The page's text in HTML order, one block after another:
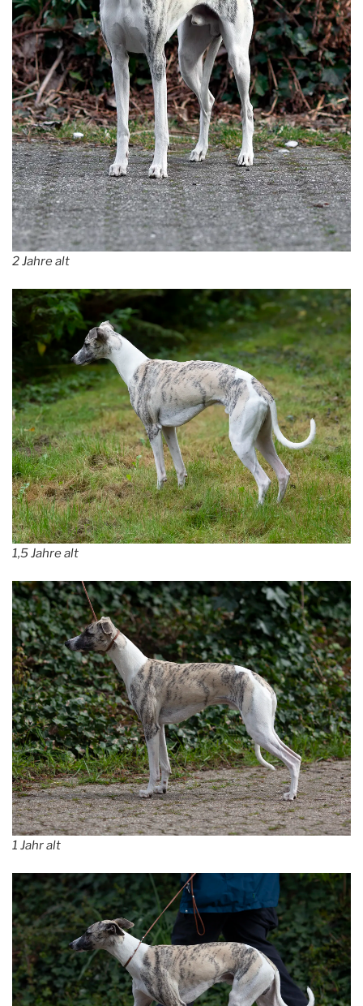
2 Jahre alt
1,5 Jahre alt
1 Jahr alt